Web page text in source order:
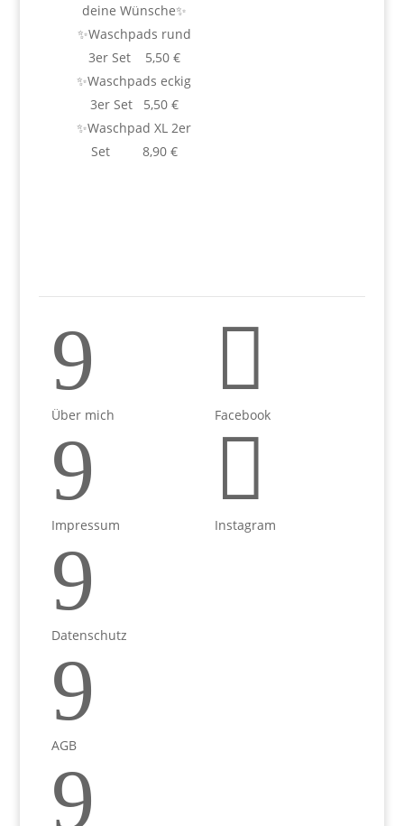
deine Wünsche✨
✨Waschpads rund
3er Set 5,50 €
✨Waschpads eckig
3er Set 5,50 €
✨Waschpad XL 2er
Set 8,90 €
9
Über mich
9
Impressum
9
Datenschutz
9
AGB
9

Facebook

Instagram